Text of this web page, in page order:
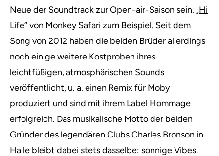
Neue der Soundtrack zur Open-air-Saison sein. „Hi
Life“von Monkey Safari zum Beispiel. Seit dem
Song von 2012 haben die beiden Brüder allerdings
noch einige weitere Kostproben ihres
leichtfüßigen, atmosphärischen Sounds
veröffentlicht, u. a. einen Remix für Moby
produziert und sind mit ihrem Label Hommage
erfolgreich. Das musikalische Motto der beiden
Gründer des legendären Clubs Charles Bronson in
Halle bleibt dabei stets dasselbe: sonnige Vibes,